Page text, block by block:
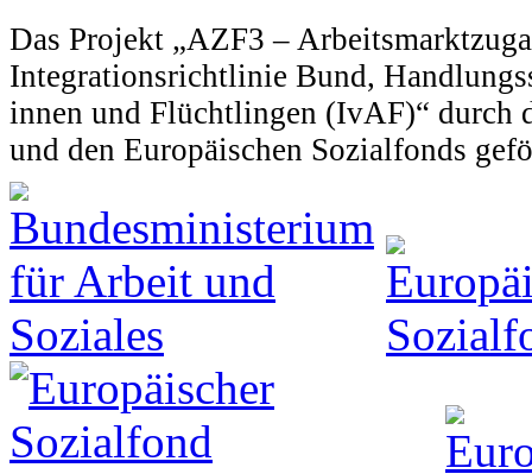
Das Projekt „AZF3 –
Integrationsrichtlinie Bund,
innen und Flüchtlingen (IvAF)“ durch
und den Europäischen Sozialfonds